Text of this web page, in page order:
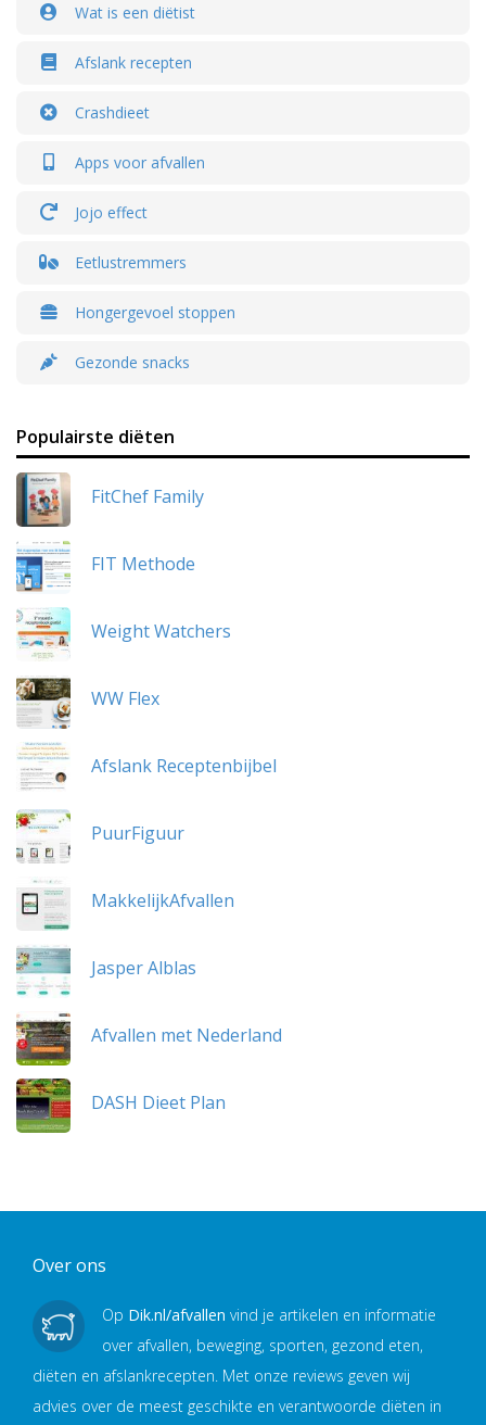
Wat is een diëtist
Afslank recepten
Crashdieet
Apps voor afvallen
Jojo effect
Eetlustremmers
Hongergevoel stoppen
Gezonde snacks
Populairste diëten
FitChef Family
FIT Methode
Weight Watchers
WW Flex
Afslank Receptenbijbel
PuurFiguur
MakkelijkAfvallen
Jasper Alblas
Afvallen met Nederland
DASH Dieet Plan
Over ons
Op Dik.nl/afvallen vind je artikelen en informatie
over afvallen, beweging, sporten, gezond eten,
diëten en afslankrecepten. Met onze reviews geven wij
advies over de meest geschikte en verantwoorde diëten in